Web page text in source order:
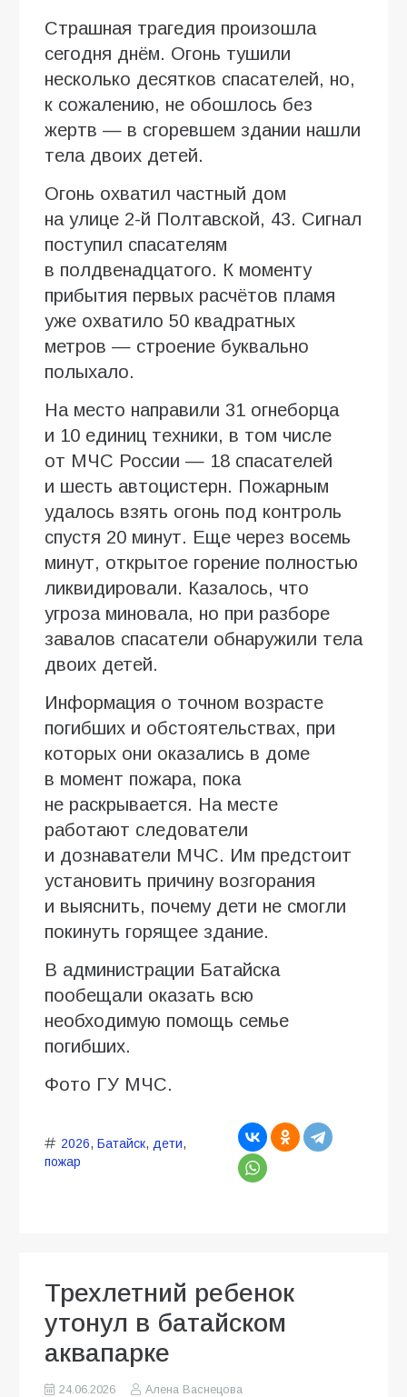
Страшная трагедия произошла
сегодня днём. Огонь тушили
несколько десятков спасателей, но,
к сожалению, не обошлось без
жертв — в сгоревшем здании нашли
тела двоих детей.
Огонь охватил частный дом
на улице 2-й Полтавской, 43. Сигнал
поступил спасателям
в полдвенадцатого. К моменту
прибытия первых расчётов пламя
уже охватило 50 квадратных
метров — строение буквально
полыхало.
На место направили 31 огнеборца
и 10 единиц техники, в том числе
от МЧС России — 18 спасателей
и шесть автоцистерн. Пожарным
удалось взять огонь под контроль
спустя 20 минут. Еще через восемь
минут, открытое горение полностью
ликвидировали. Казалось, что
угроза миновала, но при разборе
завалов спасатели обнаружили тела
двоих детей.
Информация о точном возрасте
погибших и обстоятельствах, при
которых они оказались в доме
в момент пожара, пока
не раскрывается. На месте
работают следователи
и дознаватели МЧС. Им предстоит
установить причину возгорания
и выяснить, почему дети не смогли
покинуть горящее здание.
В администрации Батайска
пообещали оказать всю
необходимую помощь семье
погибших.
Фото ГУ МЧС.
2026, Батайск, дети,
пожар
Трехлетний ребенок
утонул в батайском
аквапарке
24.06.2026
Алена Васнецова